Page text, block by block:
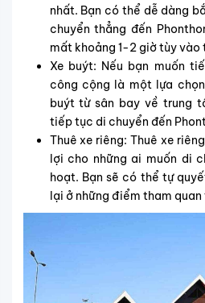
nhất. Bạn có thể dễ dàng
chuyển thẳng đến
mất khoảng 1-2 giờ tùy vào
Xe buýt: Nếu bạn muốn
công cộng là một lựa
buýt từ sân bay về trung
tiếp tục di chuyển đến
Thuê xe riêng: Thuê xe
lợi cho những ai muốn di
hoạt. Bạn sẽ có thể tự
lại ở những điểm tham